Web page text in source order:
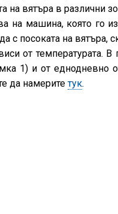
на вятъра в различни
на машина, която го
с посоката на вятъра,
от температурата.
1) и от еднодневно
да намеритетук.